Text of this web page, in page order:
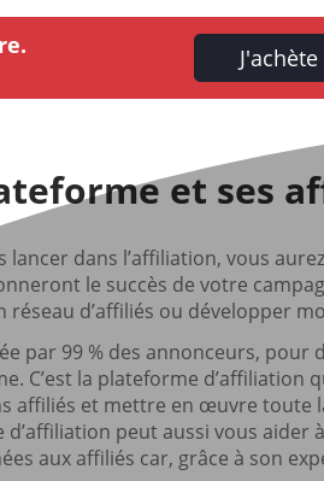
J'achète
et ses
lancer dans l’affiliation, vous
le succès de votre
réseau d’affiliés ou développer
par 99 % des annonceurs, pour
C’est la plateforme d’affiliation
affiliés et mettre en œuvre toute
peut aussi vous aider
aux affiliés car, grâce à son